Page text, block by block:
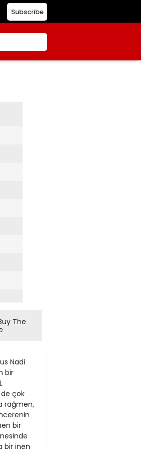
Subscribe
The
Nadi
bir
çok
rağmen,
bir
bir inen